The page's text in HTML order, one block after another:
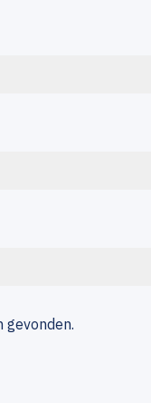
gevonden.